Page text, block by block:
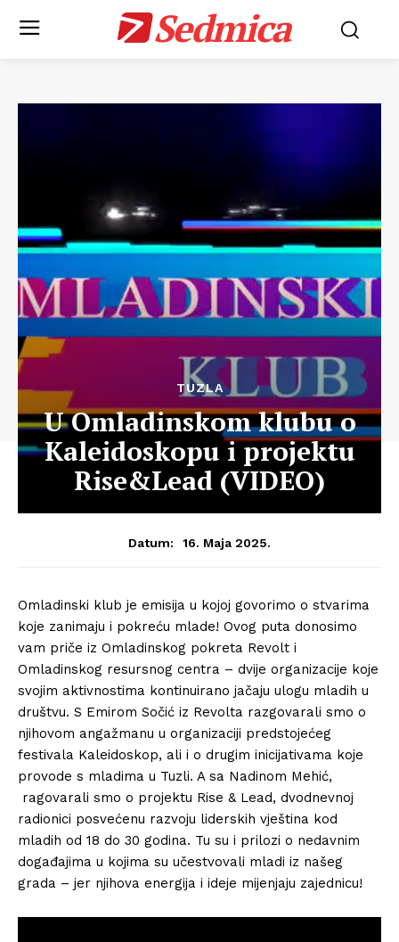
Sedmica
TUZLA
U Omladinskom klubu o
Kaleidoskopu i projektu
Rise&Lead (VIDEO)
Datum: 16. Maja 2025.
Omladinski klub je emisija u kojoj govorimo o stvarima
koje zanimaju i pokreću mlade! Ovog puta donosimo
vam priče iz Omladinskog pokreta Revolt i
Omladinskog resursnog centra – dvije organizacije koje
svojim aktivnostima kontinuirano jačaju ulogu mladih u
društvu. S Emirom Sočić iz Revolta razgovarali smo o
njihovom angažmanu u organizaciji predstojećeg
festivala Kaleidoskop, ali i o drugim inicijativama koje
provode s mladima u Tuzli. A sa Nadinom Mehić,
ragovarali smo o projektu Rise & Lead, dvodnevnoj
radionici posvećenu razvoju liderskih vještina kod
mladih od 18 do 30 godina. Tu su i prilozi o nedavnim
događajima u kojima su učestvovali mladi iz našeg
grada – jer njihova energija i ideje mijenjaju zajednicu!